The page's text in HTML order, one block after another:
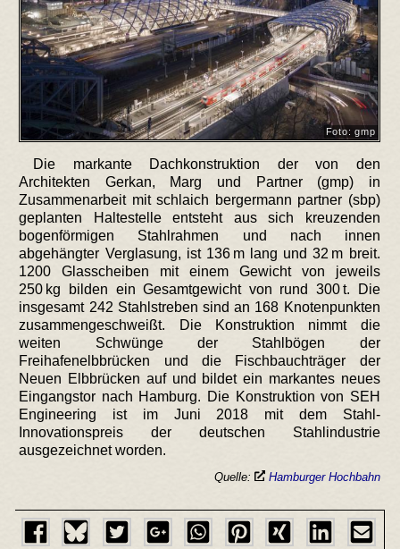
Foto: gmp
Die markante Dachkonstruktion der von den
Architekten Gerkan, Marg und Partner (gmp) in
Zusammenarbeit mit schlaich bergermann partner (sbp)
geplanten Haltestelle entsteht aus sich kreuzenden
bogenförmigen Stahlrahmen und nach innen
abgehängter Verglasung, ist 136 m lang und 32 m breit.
1200 Glasscheiben mit einem Gewicht von jeweils
250 kg bilden ein Gesamtgewicht von rund 300 t. Die
insgesamt 242 Stahlstreben sind an 168 Knotenpunkten
zusammengeschweißt. Die Konstruktion nimmt die
weiten Schwünge der Stahlbögen der
Freihafenelbbrücken und die Fischbauchträger der
Neuen Elbbrücken auf und bildet ein markantes neues
Eingangstor nach Hamburg. Die Konstruktion von SEH
Engineering ist im Juni 2018 mit dem Stahl-
Innovationspreis der deutschen Stahlindustrie
ausgezeichnet worden.
Quelle: Hamburger Hochbahn